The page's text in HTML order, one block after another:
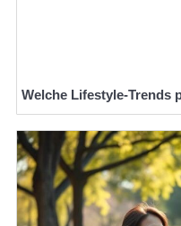
Welche Lifestyle-Trends